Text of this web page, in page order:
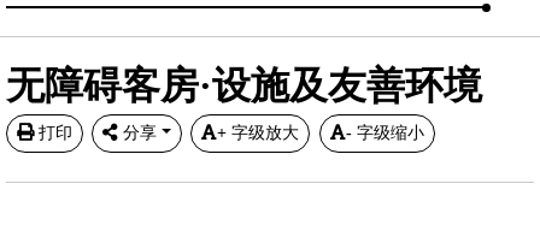
无障碍客房·设施及友善环境
打印 分享 + 字级放大 - 字级缩小